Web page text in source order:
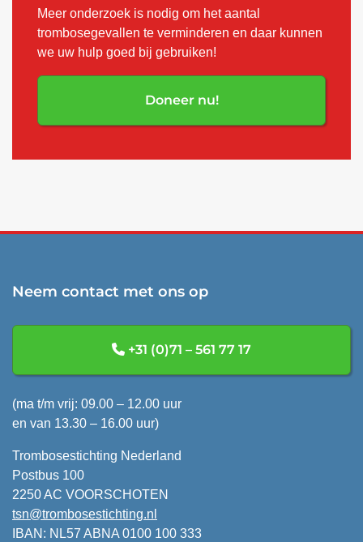
Meer onderzoek is nodig om het aantal
trombosegevallen te verminderen en daar kunnen
we uw hulp goed bij gebruiken!
Doneer nu!
Neem contact met ons op
+31 (0)71 – 561 77 17
(ma t/m vrij: 09.00 – 12.00 uur
en van 13.30 – 16.00 uur)
Trombosestichting Nederland
Postbus 100
2250 AC VOORSCHOTEN
tsn@trombosestichting.nl
IBAN: NL57 ABNA 0100 100 333